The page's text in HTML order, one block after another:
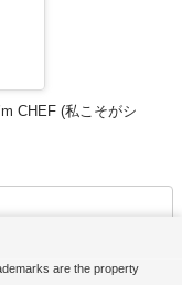
CHEF (私こそがシ
are the property